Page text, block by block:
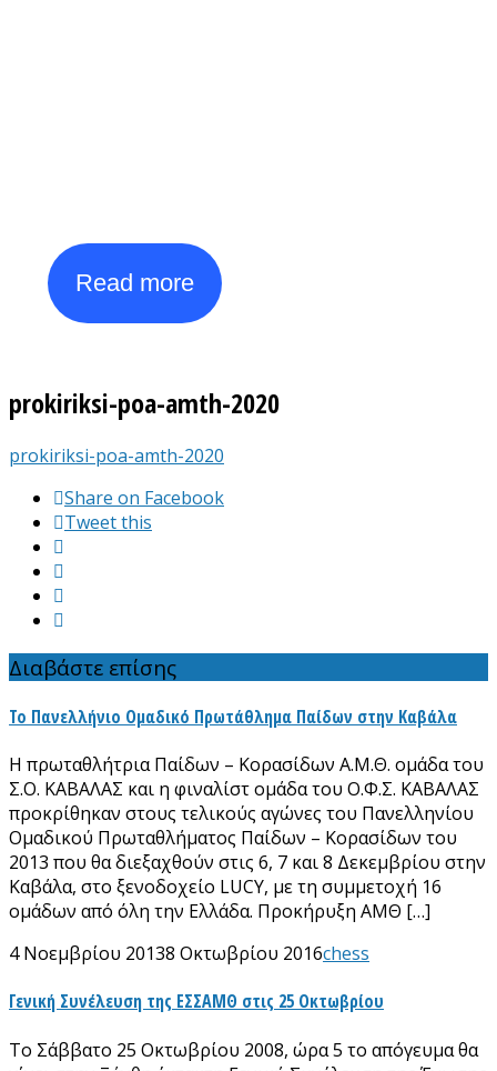
Read more
prokiriksi-poa-amth-2020
prokiriksi-poa-amth-2020
Share on Facebook
Tweet this
Διαβάστε επίσης
Το Πανελλήνιο Ομαδικό Πρωτάθλημα Παίδων στην Καβάλα
Η πρωταθλήτρια Παίδων – Κορασίδων Α.Μ.Θ. ομάδα του
Σ.Ο. ΚΑΒΑΛΑΣ και η φιναλίστ ομάδα του Ο.Φ.Σ. ΚΑΒΑΛΑΣ
προκρίθηκαν στους τελικούς αγώνες του Πανελληνίου
Ομαδικού Πρωταθλήματος Παίδων – Κορασίδων του
2013 που θα διεξαχθούν στις 6, 7 και 8 Δεκεμβρίου στην
Καβάλα, στο ξενοδοχείο LUCY, με τη συμμετοχή 16
ομάδων από όλη την Ελλάδα. Προκήρυξη ΑΜΘ […]
4 Νοεμβρίου 20138 Οκτωβρίου 2016chess
Γενική Συνέλευση της ΕΣΣΑΜΘ στις 25 Οκτωβρίου
Το Σάββατο 25 Οκτωβρίου 2008, ώρα 5 το απόγευμα θα